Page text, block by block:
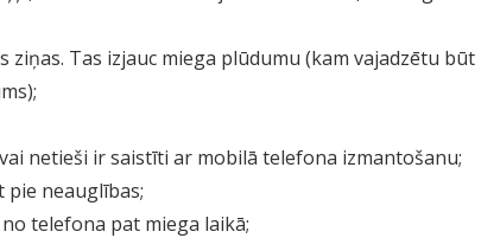
Tas izjauc miega plūdumu (kam vajadzētu būt
netieši ir saistīti ar mobilā telefona izmantošanu;
pie neauglības;
telefona pat miega laikā;